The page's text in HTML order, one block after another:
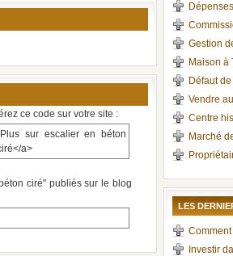
ce code sur votre site :
sur escalier en béton
a>
ciré" publiés sur le blog
Gestion
Maison à
Défaut
Vendre
Centre
Marché
LES
Investir